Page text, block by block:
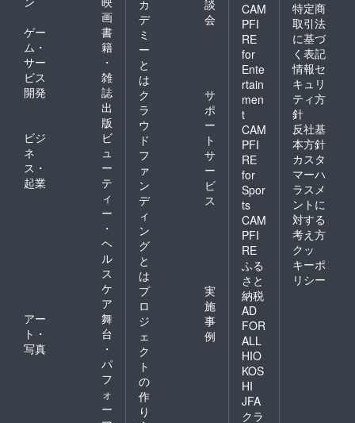
画
ゲー
ム・
サー
ビス
開発
書
籍
・
雑
誌
出
版
ビジ
ネ
ス・
起業
ビ
ュ
ー
テ
ィ
ー
・
ヘ
ル
ス
ケ
ア
アー
ト・
写真
舞
台
・
パ
フ
ォ
ー
カ
デ
ミ
ー
と
は
談
会
ク
ラ
ウ
ド
フ
ァ
ン
デ
ィ
ン
グ
と
は
サ
ポ
ー
ト
サ
ー
ビ
ス
プ
ロ
ジ
ェ
ク
ト
の
作
り
実
施
事
例
CAM
PFI
RE
for
Ente
rtain
men
t
CAM
PFI
RE
for
Spor
ts
CAM
PFI
RE
ふる
さと
納税
AD
FOR
ALL
HIO
KOS
HI
JFA
クラ
特定商
取引法
に基づ
く表記
情報セ
キュリ
ティ方
針
反社基
本方針
カスタ
マーハ
ラスメ
ントに
対する
考え方
クッ
キーポ
リシー